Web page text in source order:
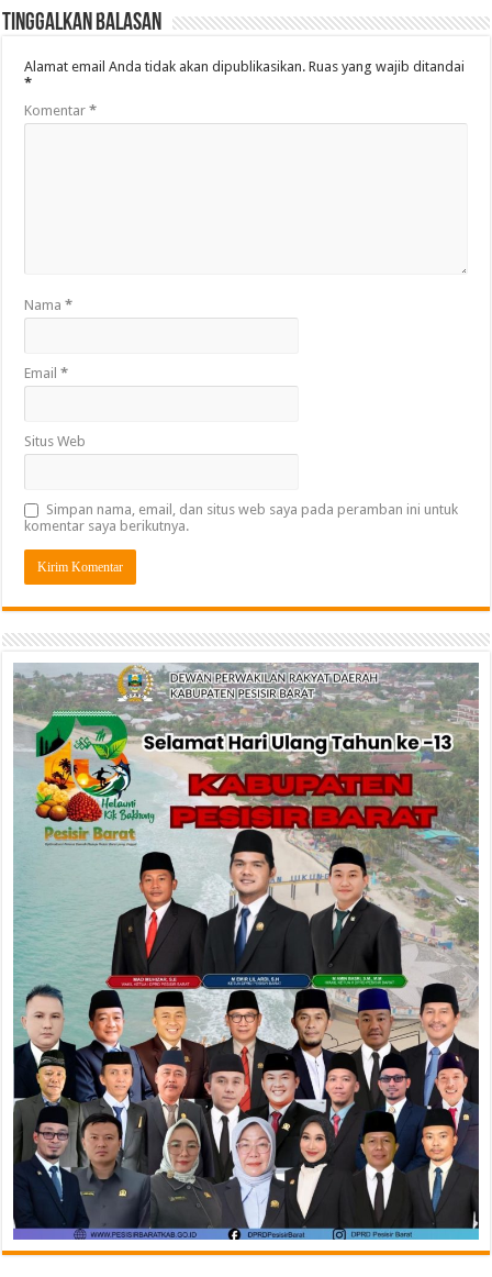
Tinggalkan Balasan
Alamat email Anda tidak akan dipublikasikan. Ruas yang wajib ditandai
*
Komentar*
Nama*
Email*
Situs Web
Simpan nama, email, dan situs web saya pada peramban ini untuk
komentar saya berikutnya.